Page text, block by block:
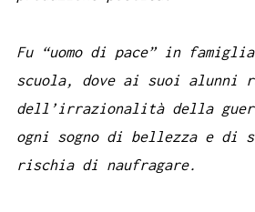
Fu “uomo di pace” in
scuola, dove ai suoi alunni
dell’irrazionalità della
ogni sogno di bellezza e di
rischia di naufragare.